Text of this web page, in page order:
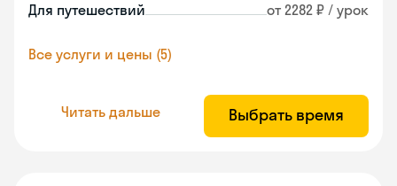
Для путешествий от 2282 ₽ / урок
Все услуги и цены (5)
Читать дальше Выбрать время